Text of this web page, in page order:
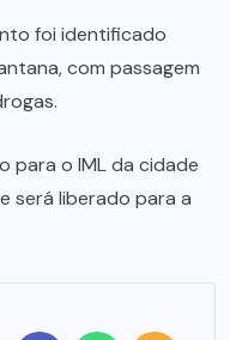
foi identificado
com passagem
para o IML da cidade
será liberado para a